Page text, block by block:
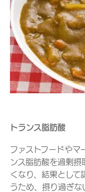
トランス脂肪酸
ファストフードやマ
ンス脂肪酸を過剰
くなり、結果として
うため、摂り過ぎな